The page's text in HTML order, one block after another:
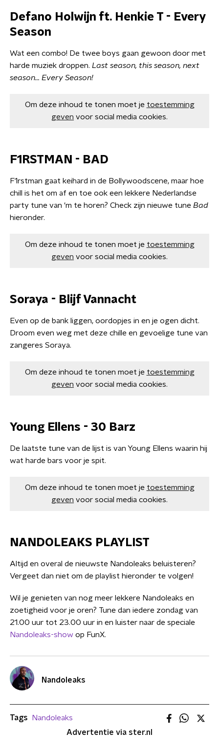
Defano Holwijn ft. Henkie T - Every
Season
Wat een combo! De twee boys gaan gewoon door met
harde muziek droppen. Last season, this season, next
season... Every Season!
Om deze inhoud te tonen moet je toestemming
geven voor social media cookies.
F1RSTMAN - BAD
F1rstman gaat keihard in de Bollywoodscene, maar hoe
chill is het om af en toe ook een lekkere Nederlandse
party tune van 'm te horen? Check zijn nieuwe tune Bad
hieronder.
Om deze inhoud te tonen moet je toestemming
geven voor social media cookies.
Soraya - Blijf Vannacht
Even op de bank liggen, oordopjes in en je ogen dicht.
Droom even weg met deze chille en gevoelige tune van
zangeres Soraya.
Om deze inhoud te tonen moet je toestemming
geven voor social media cookies.
Young Ellens - 30 Barz
De laatste tune van de lijst is van Young Ellens waarin hij
wat harde bars voor je spit.
Om deze inhoud te tonen moet je toestemming
geven voor social media cookies.
NANDOLEAKS PLAYLIST
Altijd en overal de nieuwste Nandoleaks beluisteren?
Vergeet dan niet om de playlist hieronder te volgen!
Wil je genieten van nog meer lekkere Nandoleaks en
zoetigheid voor je oren? Tune dan iedere zondag van
21.00 uur tot 23.00 uur in en luister naar de speciale
Nandoleaks-show op FunX.
Nandoleaks
Tags
Nandoleaks
Advertentie via ster.nl